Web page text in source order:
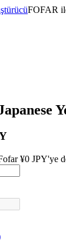
kullanan
FOFAR
¥0 JPY'ye